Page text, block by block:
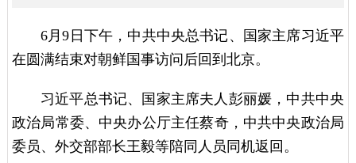
6月9日下午，中共中央总书记、国家主席习近平
在圆满结束对朝鲜国事访问后回到北京。
习近平总书记、国家主席夫人彭丽媛，中共中央
政治局常委、中央办公厅主任蔡奇，中共中央政治局
委员、外交部部长王毅等陪同人员同机返回。